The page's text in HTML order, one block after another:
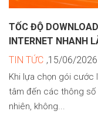
TỐC ĐỘ
INTERNET NHANH
TIN TỨC ,15/06/
Khi lựa chọn gói cước
tâm đến các thông số
nhiên, không...